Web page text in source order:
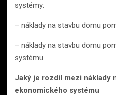
systémy:
– náklady na stavbu domu
– náklady na stavbu domu
systému.
Jaký je rozdíl mezi náklady
ekonomického systému